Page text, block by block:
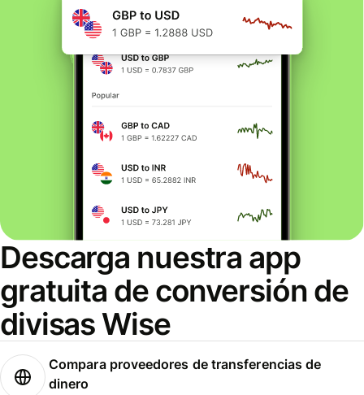
Descarga nuestra app
gratuita de conversión de
divisas Wise
Compara proveedores de transferencias de
dinero